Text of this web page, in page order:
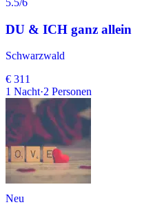
5.5/6
DU & ICH ganz allein
Schwarzwald
€ 311
1 Nacht·2 Personen
Neu